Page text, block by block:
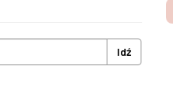
Idź